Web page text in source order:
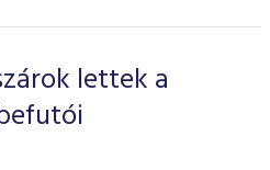
lettek a